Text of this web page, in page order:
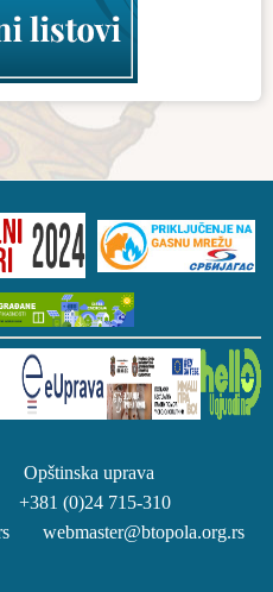
uprava
(0)24 715-310
webmaster@btopola.org.rs